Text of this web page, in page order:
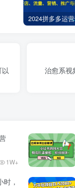
治愈系视
1W+
，